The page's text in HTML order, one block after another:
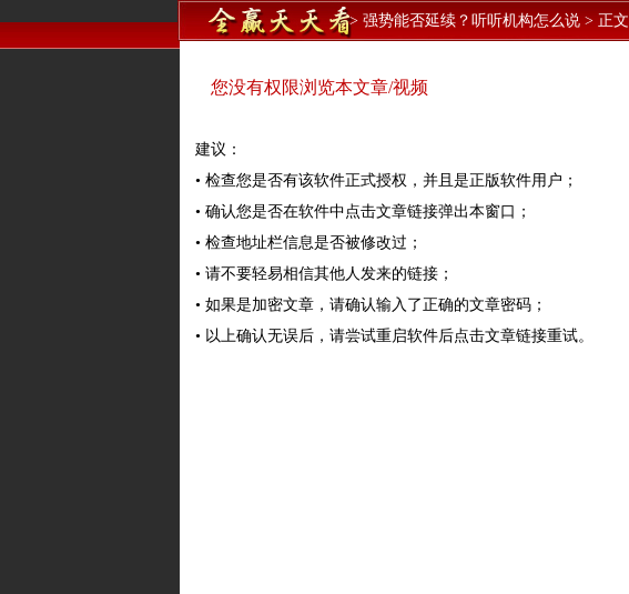
>强势能否延续？听听机构怎么说 >正文
您没有权限浏览本文章/视频
建议：
• 检查您是否有该软件正式授权，并且是正版软件用户；
• 确认您是否在软件中点击文章链接弹出本窗口；
• 检查地址栏信息是否被修改过；
• 请不要轻易相信其他人发来的链接；
• 如果是加密文章，请确认输入了正确的文章密码；
• 以上确认无误后，请尝试重启软件后点击文章链接重试。